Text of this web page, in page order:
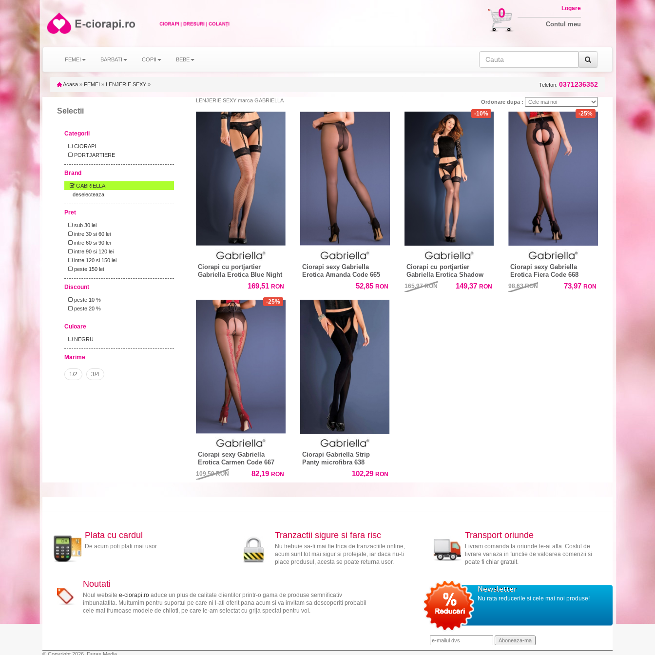
0 Logare
Contul meu
FEMEI BARBATI COPII BEBE
Acasa » FEMEI » LENJERIE SEXY » Telefon: 0371236352
Selectii
Categorii
CIORAPI
PORTJARTIERE
Brand
GABRIELLA
deselecteaza
Pret
sub 30 lei
intre 30 si 60 lei
intre 60 si 90 lei
intre 90 si 120 lei
intre 120 si 150 lei
peste 150 lei
Discount
peste 10 %
peste 20 %
Culoare
NEGRU
Marime
1/2 3/4
LENJERIE SEXY marca GABRIELLA Ordonare dupa :
Ciorapi cu portjartier
Gabriella Erotica Blue Night
219
169,51 RON
Ciorapi sexy Gabriella
Erotica Amanda Code 665
52,85 RON
-10%
Ciorapi cu portjartier
Gabriella Erotica Shadow
220
165,97RON 149,37RON
-25%
Ciorapi sexy Gabriella
Erotica Fiera Code 668
98,63RON 73,97 RON
-25%
Ciorapi sexy Gabriella
Erotica Carmen Code 667
109,59RON 82,19 RON
Ciorapi Gabriella Strip
Panty microfibra 638
102,29 RON
Plata cu cardul
De acum poti plati mai usor
Tranzactii sigure si fara risc
Nu trebuie sa-ti mai fie frica de tranzactiile online,
acum sunt tot mai sigur si protejate, iar daca nu-ti
place produsul, acesta se poate returna usor.
Transport oriunde
Livram comanda ta oriunde te-ai afla. Costul de
livrare variaza in functie de valoarea comenzii si
poate fi chiar gratuit.
Noutati
Noul website e-ciorapi.roaduce un plus de calitate clientilor printr-o gama de produse semnificativ
imbunatatita. Multumim pentru suportul pe care ni l-ati oferit pana acum si va invitam sa descoperiti probabil
cele mai frumoase modele de chiloti, pe care le-am selectat cu grija special pentru voi.
Newsletter
Nu rata reducerile si cele mai noi produse!
© Copyright 2026, Duras Media